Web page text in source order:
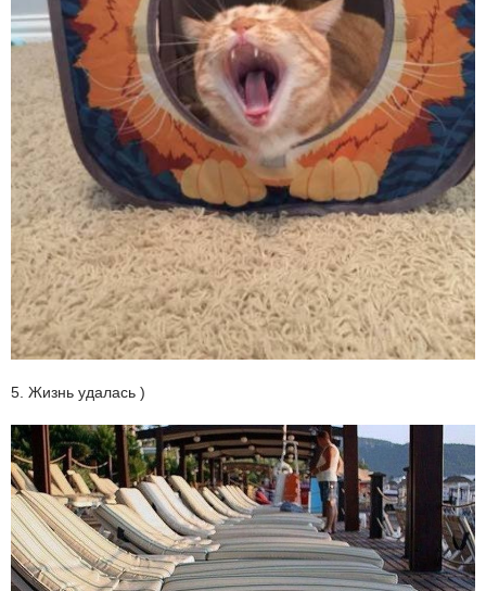
5. Жизнь удалась )